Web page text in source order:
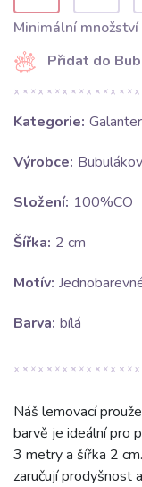
Minimální
Přidat do
Kategorie:
Výrobce:
Složení: 100%CO
Šířka: 2 cm
Motív:
Barva: bílá
Náš lemovací
barvě je ideální pro
3 metry a šířka 2
zaručují prodyšnost